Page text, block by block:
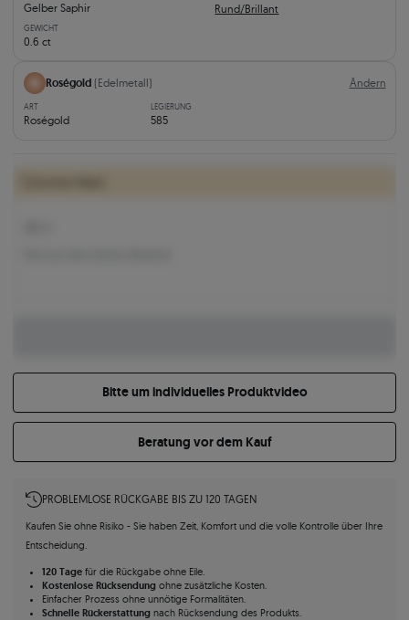
Gelber Saphir Rund/Brillant
GEWICHT
0.6 ct
Roségold (Edelmetall) Ändern
ART
Roségold
LEGIERUNG
585
Bitte um individuelles Produktvideo
Beratung vor dem Kauf
PROBLEMLOSE RÜCKGABE BIS ZU 120 TAGEN
Kaufen Sie ohne Risiko - Sie haben Zeit, Komfort und die volle Kontrolle über Ihre
Entscheidung.
120 Tagefür die Rückgabe ohne Eile.
Kostenlose Rücksendungohne zusätzliche Kosten.
Einfacher Prozess ohne unnötige Formalitäten.
Schnelle Rückerstattungnach Rücksendung des Produkts.